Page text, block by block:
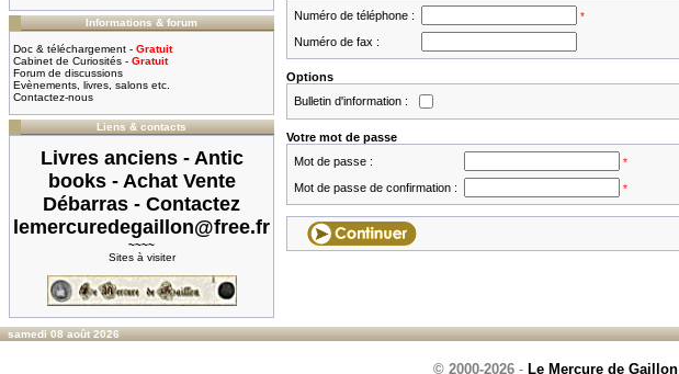
Informations & forum
Doc & téléchargement - Gratuit
Cabinet de Curiosités - Gratuit
Forum de discussions
Evènements, livres, salons etc.
Contactez-nous
Liens & contacts
Livres anciens - Antic
books - Achat Vente
Débarras - Contactez
lemercuredegaillon@free.fr
~~~~
Sites à visiter
Numéro de téléphone :
*
Numéro de fax :
Options
Bulletin d'information :
Votre mot de passe
Mot de passe :
*
Mot de passe de confirmation : *
samedi 08 août 2026
© 2000-2026 - Le Mercure de Gaillon